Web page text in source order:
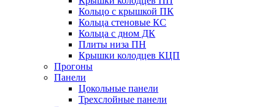
Кольцо с крышкой ПК
Кольца стеновые КС
Кольца с дном ДК
Плиты низа ПН
Крышки колодцев КЦП
Прогоны
Панели
Цокольные панели
Трехслойные панели